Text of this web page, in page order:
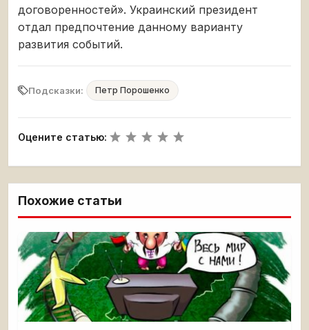
договоренностей». Украинский президент
отдал предпочтение данному варианту
развития событий.
Подсказки: Петр Порошенко
Оцените статью:
Похожие статьи